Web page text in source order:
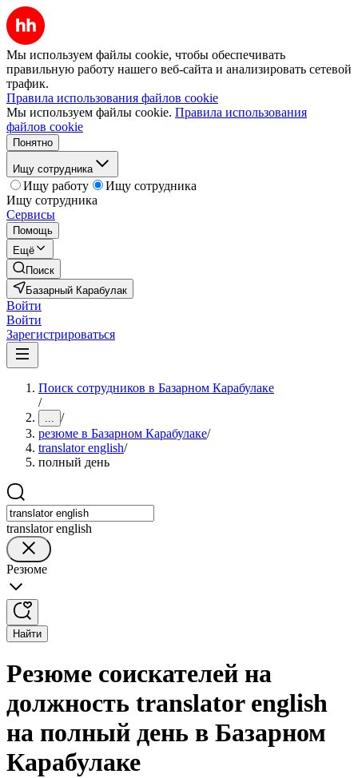
Мы используем файлы cookie, чтобы обеспечивать
правильную работу нашего веб-сайта и анализировать сетевой
трафик.
Правила использования файлов cookie
Мы используем файлы cookie. Правила использования
файлов cookie
Понятно
Ищу сотрудника
Ищу работу
Ищу сотрудника
Ищу сотрудника
Сервисы
Помощь
Ещё
Поиск
Базарный Карабулак
Войти
Войти
Зарегистрироваться
Поиск сотрудников в Базарном Карабулаке
/
... /
резюме в Базарном Карабулаке/
translator english/
полный день
translator english
Резюме
Найти
Резюме соискателей на
должность translator english
на полный день в Базарном
Карабулаке